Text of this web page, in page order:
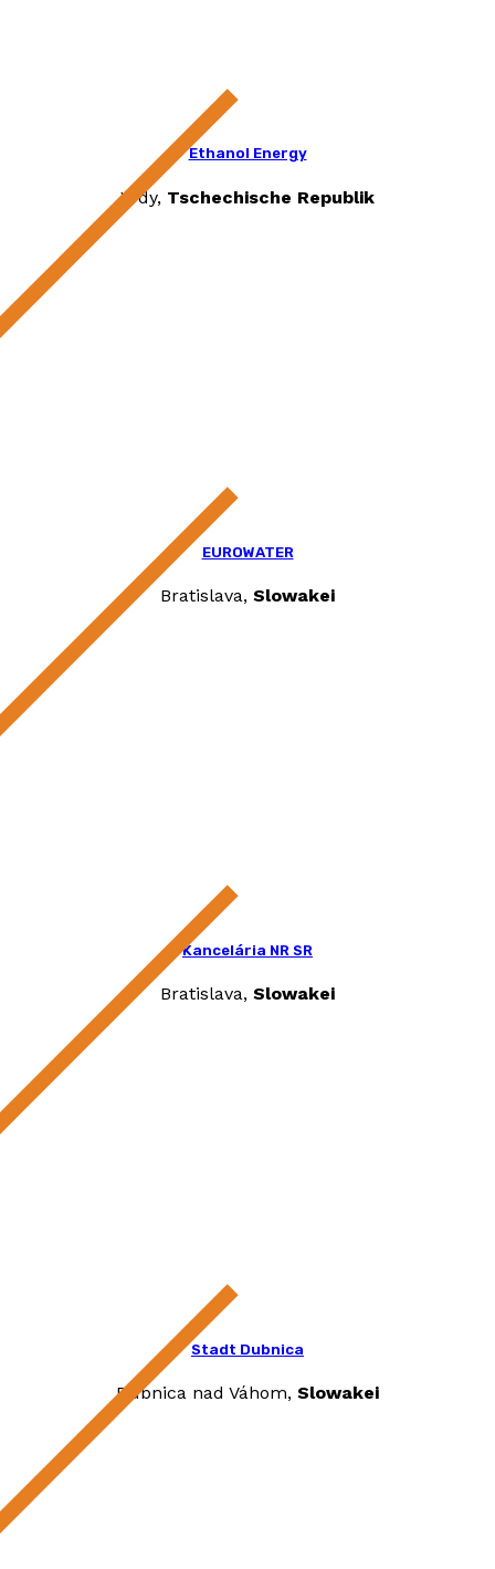
Ethanol Energy
Vrdy, Tschechische Republik
EUROWATER
Bratislava, Slowakei
Kancelária NR SR
Bratislava, Slowakei
Stadt Dubnica
Dubnica nad Váhom, Slowakei